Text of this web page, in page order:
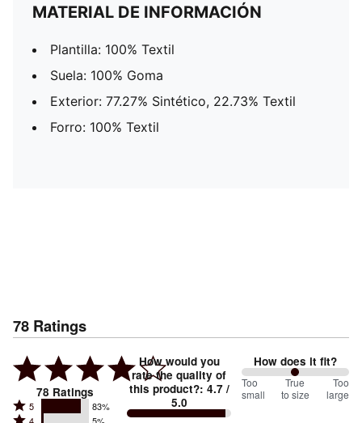
MATERIAL DE INFORMACIÓN
Plantilla: 100% Textil
Suela: 100% Goma
Exterior: 77.27% Sintético, 22.73% Textil
Forro: 100% Textil
78 Ratings
78 Ratings
Rated
5 83%
How would you
rate the quality of
this product?: 4.7/
5.0
How does it fit?
100
between
Too
small
True
to size
Too
large